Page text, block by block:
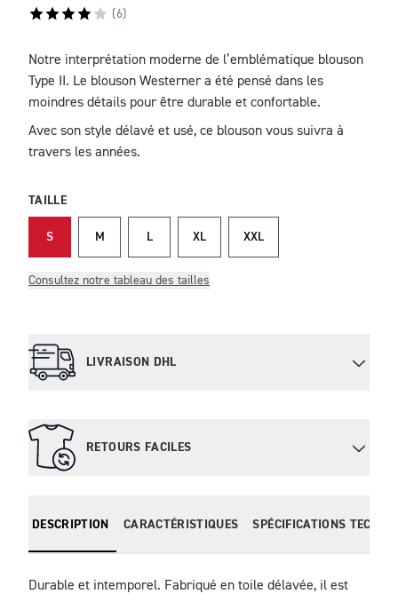
(6)
DESCRIPTION
Notre interprétation moderne de l’emblématique blouson
Type II. Le blouson Westerner a été pensé dans les
moindres détails pour être durable et confortable.
Avec son style délavé et usé, ce blouson vous suivra à
travers les années.
TAILLE
S M L XL XXL
Consultez notre tableau des tailles
LIVRAISON DHL
RETOURS FACILES
DESCRIPTION CARACTÉRISTIQUES SPÉCIFICATIONS
Durable et intemporel. Fabriqué en toile délavée, il est